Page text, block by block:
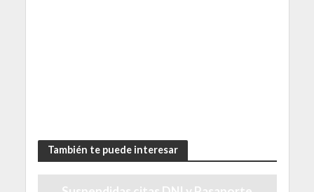
También te puede interesar